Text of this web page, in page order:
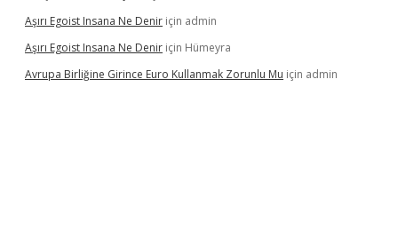
Aşırı Egoist Insana Ne Denir için admin
Aşırı Egoist Insana Ne Denir için Hümeyra
Avrupa Birliğine Girince Euro Kullanmak Zorunlu Mu için admin